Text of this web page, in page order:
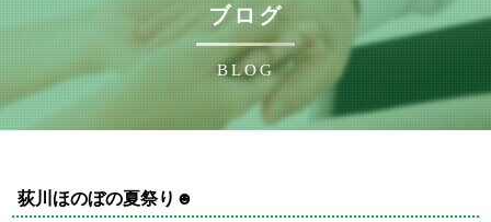
ブログ
BLOG
荻川ほのぼの夏祭り☻